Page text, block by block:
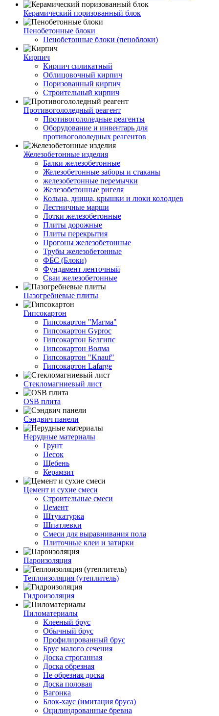
Керамический поризованный блок
Пенобетонные блоки
Пенобетонные блоки (пеноблоки)
Кирпич
Кирпич силикатный
Облицовочный кирпич
Поризованный кирпич
Строительный кирпич
Противогололедный реагент
Противогололедные реагенты
Оборудование и инвентарь для
противогололедных реагентов
Железобетонные изделия
Балки железобетонные
Железобетонные заборы и стаканы
железобетонные перемычки
Железобетонные ригеля
Кольца, днища, крышки и люки колодцев
Лестничные марши
Лотки железобетонные
Плиты дорожные
Плиты перекрытия
Прогоны железобетонные
Трубы железобетонные
ФБС (Блоки)
Фундамент ленточный
Сваи железобетонные
Пазогребневые плиты
Гипсокартон
Гипсокартон "Магма"
Гипсокартон Gyproc
Гипсокартон Белгипс
Гипсокартон Волма
Гипсокартон "Knauf"
Гипсокартон Lafarge
Стекломагниевый лист
OSB плита
Сэндвич панели
Нерудные материалы
Грунт
Песок
Щебень
Керамзит
Цемент и сухие смеси
Строительные смеси
Цемент
Штукатурка
Шпатлевки
Смеси для выравнивания пола
Плиточные клеи и затирки
Пароизоляция
Теплоизоляция (утеплитель)
Гидроизоляция
Пиломатериалы
Клееный брус
Обычный брус
Профилированный брус
Брус малого сечения
Доска строганная
Доска обрезная
Не обрезная доска
Доска половая
Вагонка
Блок-хаус (имитация бруса)
Оцилиндрованные бревна